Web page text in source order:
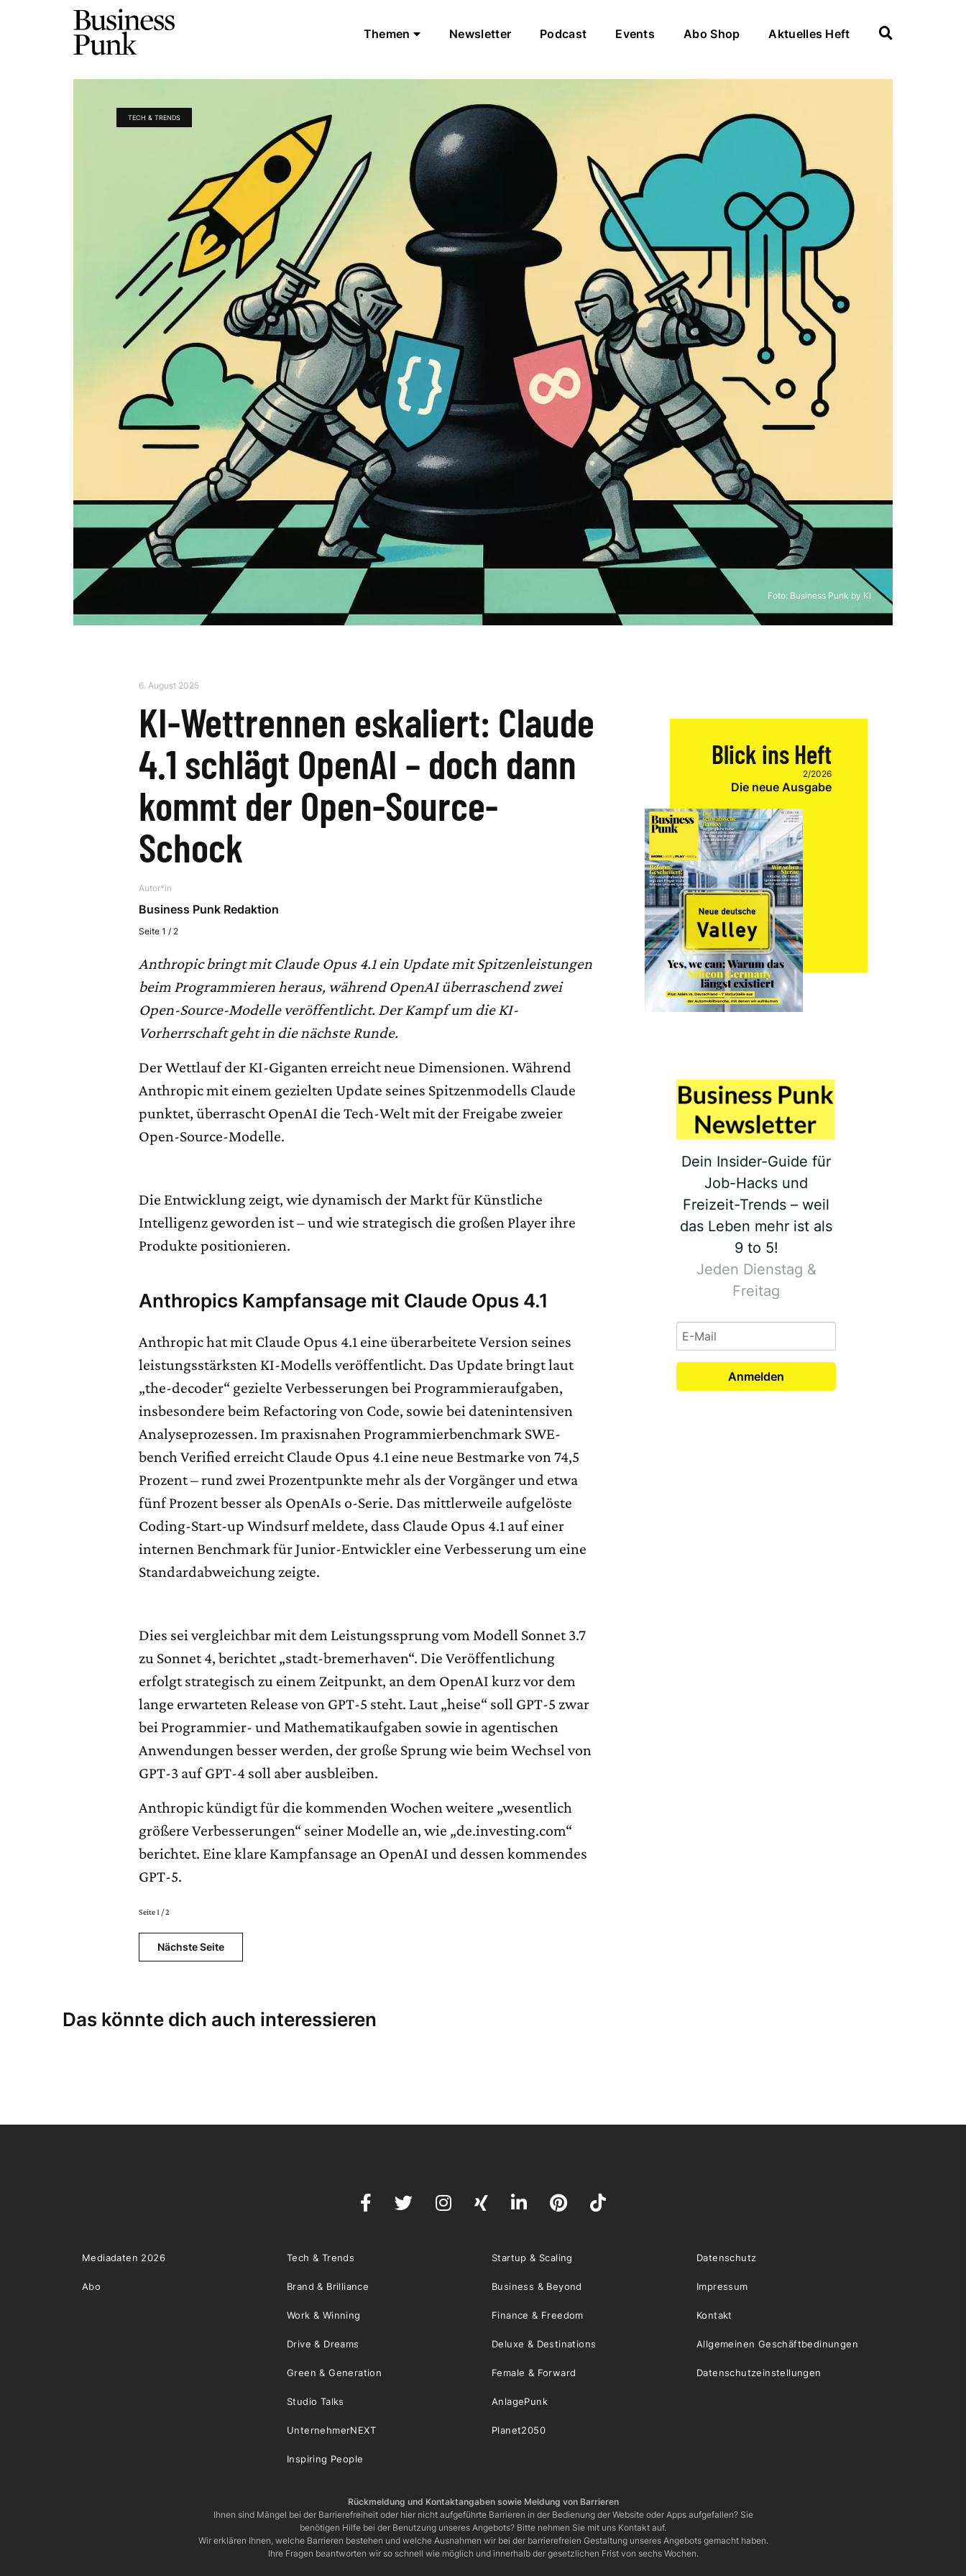
Themen Newsletter Podcast Events Abo Shop Aktuelles Heft
TECH & TRENDS
Foto: Business Punk by KI
6. August 2025
KI-Wettrennen eskaliert: Claude
4.1 schlägt OpenAI – doch dann
kommt der Open-Source-
Schock
Autor*in
Business Punk Redaktion
Seite 1 / 2
Anthropic bringt mit Claude Opus 4.1 ein Update mit Spitzenleistungen
beim Programmieren heraus, während OpenAI überraschend zwei
Open-Source-Modelle veröffentlicht. Der Kampf um die KI-
Vorherrschaft geht in die nächste Runde.
Der Wettlauf der KI-Giganten erreicht neue Dimensionen. Während
Anthropic mit einem gezielten Update seines Spitzenmodells Claude
punktet, überrascht OpenAI die Tech-Welt mit der Freigabe zweier
Open-Source-Modelle.
Die Entwicklung zeigt, wie dynamisch der Markt für Künstliche
Intelligenz geworden ist – und wie strategisch die großen Player ihre
Produkte positionieren.
Anthropics Kampfansage mit Claude Opus 4.1
Anthropic hat mit Claude Opus 4.1 eine überarbeitete Version seines
leistungsstärksten KI-Modells veröffentlicht. Das Update bringt laut
„the-decoder“ gezielte Verbesserungen bei Programmieraufgaben,
insbesondere beim Refactoring von Code, sowie bei datenintensiven
Analyseprozessen. Im praxisnahen Programmierbenchmark SWE-
bench Verified erreicht Claude Opus 4.1 eine neue Bestmarke von 74,5
Prozent – rund zwei Prozentpunkte mehr als der Vorgänger und etwa
fünf Prozent besser als OpenAIs o-Serie. Das mittlerweile aufgelöste
Coding-Start-up Windsurf meldete, dass Claude Opus 4.1 auf einer
internen Benchmark für Junior-Entwickler eine Verbesserung um eine
Standardabweichung zeigte.
Dies sei vergleichbar mit dem Leistungssprung vom Modell Sonnet 3.7
zu Sonnet 4, berichtet „stadt-bremerhaven“. Die Veröffentlichung
erfolgt strategisch zu einem Zeitpunkt, an dem OpenAI kurz vor dem
lange erwarteten Release von GPT-5 steht. Laut „heise“ soll GPT-5 zwar
bei Programmier- und Mathematikaufgaben sowie in agentischen
Anwendungen besser werden, der große Sprung wie beim Wechsel von
GPT-3 auf GPT-4 soll aber ausbleiben.
Anthropic kündigt für die kommenden Wochen weitere „wesentlich
größere Verbesserungen“ seiner Modelle an, wie „de.investing.com“
berichtet. Eine klare Kampfansage an OpenAI und dessen kommendes
GPT-5.
Seite 1 / 2
Nächste Seite
Das könnte dich auch interessieren
Blick ins Heft
2/2026
Die neue Ausgabe
Dein Insider-Guide für
Job-Hacks und
Freizeit-Trends – weil
das Leben mehr ist als
9 to 5!
Jeden Dienstag &
Freitag
Anmelden
Mediadaten 2026
Abo
Tech & Trends Startup & Scaling
Brand & Brilliance Business & Beyond
Work & Winning Finance & Freedom
Drive & Dreams Deluxe & Destinations
Green & Generation Female & Forward
Studio Talks AnlagePunk
UnternehmerNEXT Planet2050
Inspiring People
Datenschutz
Impressum
Kontakt
Allgemeinen Geschäftbedinungen
Datenschutzeinstellungen
Rückmeldung und Kontaktangaben sowie Meldung von Barrieren
Ihnen sind Mängel bei der Barrierefreiheit oder hier nicht aufgeführte Barrieren in der Bedienung der Website oder Apps aufgefallen? Sie
benötigen Hilfe bei der Benutzung unseres Angebots? Bitte nehmen Sie mit uns Kontakt auf.
Wir erklären Ihnen, welche Barrieren bestehen und welche Ausnahmen wir bei der barrierefreien Gestaltung unseres Angebots gemacht haben.
Ihre Fragen beantworten wir so schnell wie möglich und innerhalb der gesetzlichen Frist von sechs Wochen.